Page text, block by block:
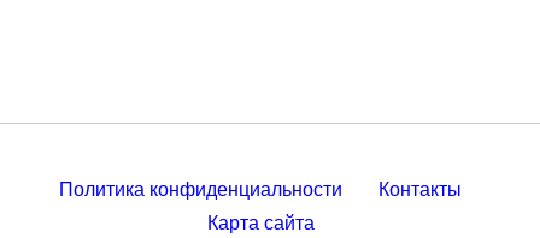
Политика конфиденциальности
Контакты
Карта сайта